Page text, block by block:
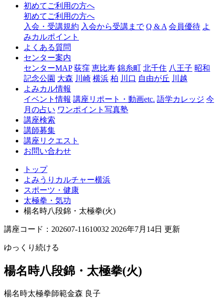
ャ
浜
初めてご利用の方へ
初めてご利用の方へ
入会・受講規約 入会から受講まで Q & A 会員優待 よ
みカルポイント
よくある質問
センター案内
センターMAP 荻窪 恵比寿 錦糸町 北千住 八王子 昭和
記念公園 大森 川崎 横浜 柏 川口 自由が丘 川越
よみカル情報
イベント情報 講座リポート・動画etc. 語学カレッジ 今
月の占い ワンポイント写真塾
講座検索
講師募集
講座リクエスト
お問い合わせ
トップ
よみうりカルチャー横浜
スポーツ・健康
太極拳・気功
楊名時八段錦・太極拳(火)
講座コード：202607-11610032 2026年7月14日 更新
ゆっくり続ける
楊名時八段錦・太極拳(火)
楊名時太極拳師範金森 良子